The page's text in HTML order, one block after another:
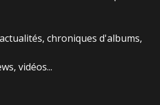
chroniques d'albums,
vidéos...